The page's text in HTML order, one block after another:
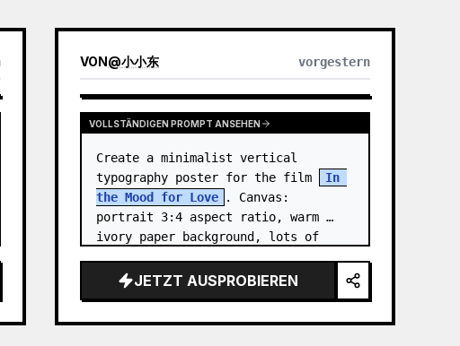
VON@小小东 vorgestern
VOLLSTÄNDIGEN PROMPT ANSEHEN
Create a minimalist vertical
typography poster for the film
In
the Mood for Love
. Canvas:
portrait 3:4 aspect ratio, warm
ivory paper background, lots of
composition. …
JETZT AUSPROBIEREN